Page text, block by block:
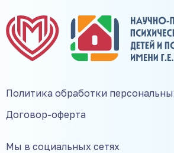
Политика обработки
Договор-оферта
Мы в социальных сетях